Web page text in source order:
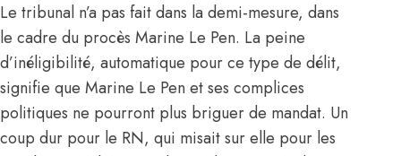
Le tribunal n’a pas fait dans la demi-mesure, dans
le cadre du procès Marine Le Pen. La peine
d’inéligibilité, automatique pour ce type de délit,
signifie que Marine Le Pen et ses complices
politiques ne pourront plus briguer de mandat. Un
coup dur pour le RN, qui misait sur elle pour les